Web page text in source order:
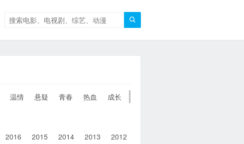

温情 悬疑 青春 热血 成长
2016 2015 2014 2013 2012